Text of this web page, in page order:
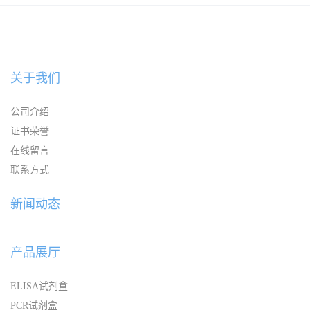
关于我们
公司介绍
证书荣誉
在线留言
联系方式
新闻动态
产品展厅
ELISA试剂盒
PCR试剂盒